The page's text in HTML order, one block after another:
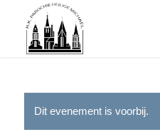
Dit evenement is voorbij.